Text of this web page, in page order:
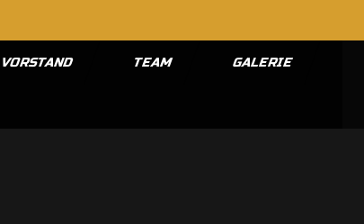
VORSTAND TEAM GALERIE